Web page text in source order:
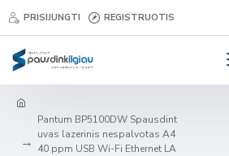
PRISIJUNGTI REGISTRUOTIS
Pantum BP5100DW Spausdint
uvas lazerinis nespalvotas A4
40 ppm USB Wi-Fi Ethernet LA